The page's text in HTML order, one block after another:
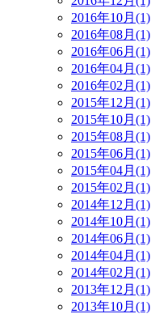
2016年10月(1)
2016年08月(1)
2016年06月(1)
2016年04月(1)
2016年02月(1)
2015年12月(1)
2015年10月(1)
2015年08月(1)
2015年06月(1)
2015年04月(1)
2015年02月(1)
2014年12月(1)
2014年10月(1)
2014年06月(1)
2014年04月(1)
2014年02月(1)
2013年12月(1)
2013年10月(1)